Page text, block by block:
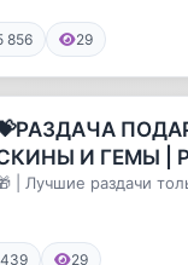
856 29
И ГЕМЫ |
| БРАВЛ
| Лучшие раздачи
29